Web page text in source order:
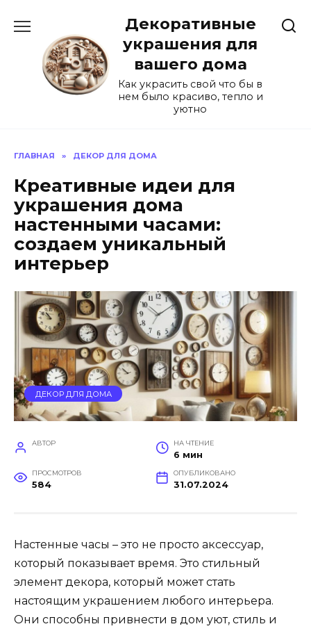
содержанию
Декоративные
украшения для
вашего дома
Как украсить свой что бы в
нем было красиво, тепло и
уютно
ГЛАВНАЯ » ДЕКОР ДЛЯ ДОМА
Креативные идеи для
украшения дома
настенными часами:
создаем уникальный
интерьер
ДЕКОР ДЛЯ ДОМА
АВТОР НА ЧТЕНИЕ
6 мин
ПРОСМОТРОВ
584
ОПУБЛИКОВАНО
31.07.2024
Настенные часы – это не просто аксессуар,
который показывает время. Это стильный
элемент декора, который может стать
настоящим украшением любого интерьера.
Они способны привнести в дом уют, стиль и